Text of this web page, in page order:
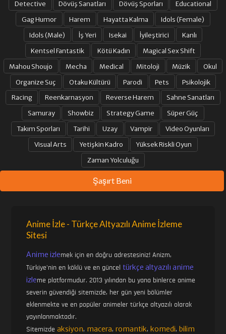
Detective Dövüş Sanatları Dövüş Sporları
Educational
Gag Humor
Harem Hayatta Kalma
Idols (Female)
Idols (Male)
İş Yeri Isekai İyileştirici
Kanlı
Kentsel Fantastik
Kötü Kadın
Magical Sex Shift
Mahou Shoujo
Mecha Medical Mitoloji Müzik
Okul
Organize Suç
Otaku Kültürü Parodi Pets
Psikolojik
Racing
Reenkarnasyon Reverse Harem
Sahne Sanatları
Samuray
Showbiz Strategy Game
Süper Güç
Takım Sporları
Tarihi Uzay Vampir
Video Oyunları
Visual Arts
Yetişkin Kadro
Yüksek Riskli Oyun
Zaman Yolculuğu
Şaşırt Beni
Anime İzle - Türkçe Altyazılı Anime İzleme
Sitesi
Anime izlemek için en doğru adrestesiniz! Anizm,
Türkiye'nin en köklü ve en günceltürkçe altyazılı anime
izleme platformudur. 2013 yılından bu yana binlerce anime
severin güvendiği sitemizde, her gün yeni bölümler
eklenmekte ve en popüler animeler türkçe altyazılı olarak
yayınlanmaktadır.
Sitemizdeaksiyon, macera,romantik, komedi, bilim